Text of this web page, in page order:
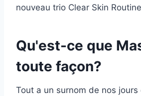
nouveau trio Clear Skin
Qu'est-ce que
toute façon?
Tout a un surnom de nos